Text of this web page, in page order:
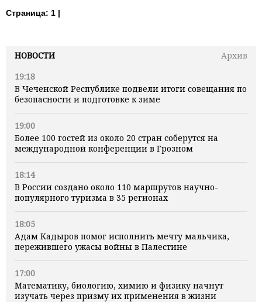
НОВОСТИ
Архив
19:18
В Чеченской Республике подвели итоги совещания по
безопасности и подготовке к зиме
19:00
Более 100 гостей из около 20 стран соберутся на
международной конференции в Грозном
18:14
В России создано около 110 маршрутов научно-
популярного туризма в 35 регионах
18:05
Адам Кадыров помог исполнить мечту мальчика,
пережившего ужасы войны в Палестине
17:00
Математику, биологию, химию и физику начнут
изучать через призму их применения в жизни
Страница: 1 |